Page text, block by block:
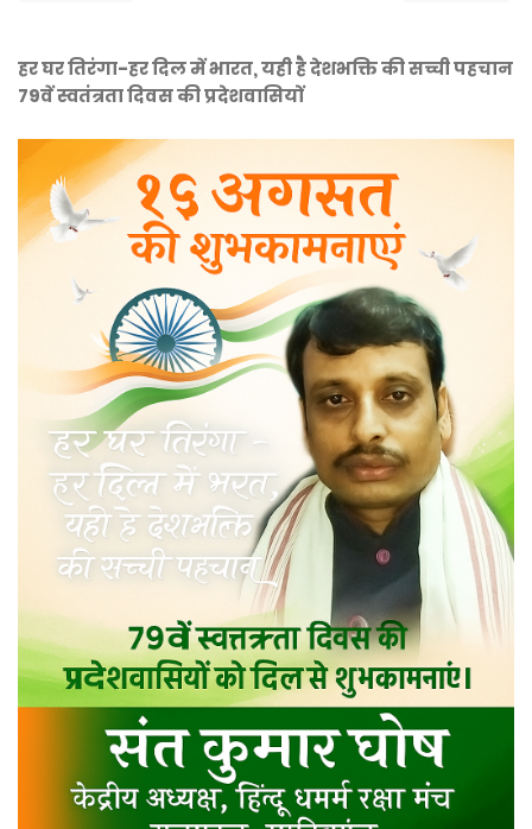
हर घर तिरंगा-हर दिल में भारत, यही है देशभक्ति की सच्ची पहचान
79वें स्वतंत्रता दिवस की प्रदेशवासियों